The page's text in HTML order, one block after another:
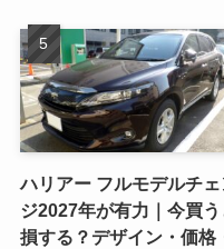
ハリアー フルモデルチェ
ジ2027年が有力｜今買う
損する？デザイン・価格